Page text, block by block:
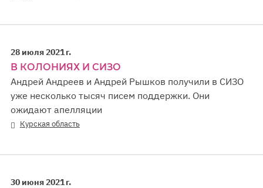
28 июля 2021 г.
В КОЛОНИЯХ И СИЗО
Андрей Андреев и Андрей Рышков получили в СИЗО
уже несколько тысяч писем поддержки. Они
ожидают апелляции
Курская область
30 июня 2021 г.